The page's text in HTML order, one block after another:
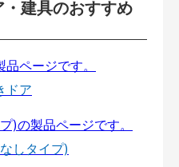
建具のおすすめ
ドア
しタイプ)